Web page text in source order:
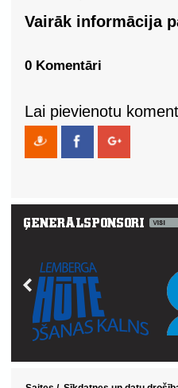
Vairāk informācija
0 Komentāri
Lai pievienotu